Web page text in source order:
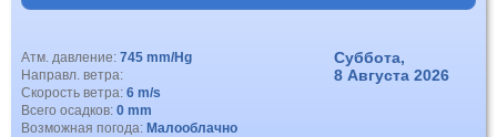
Атм. давление: 745 mm/Hg
Направл. ветра:
Скорость ветра: 6 m/s
Всего осадков: 0 mm
Возможная погода: Малооблачно
Суббота,
8 Августа 2026